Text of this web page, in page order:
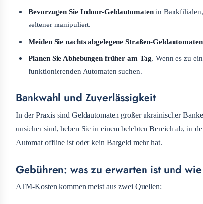
Bevorzugen Sie Indoor-Geldautomaten in Bankfilialen,
seltener manipuliert.
Meiden Sie nachts abgelegene Straßen-Geldautomaten
Planen Sie Abhebungen früher am Tag. Wenn es zu
funktionierenden Automaten suchen.
Bankwahl und Zuverlässigkeit
In der Praxis sind Geldautomaten großer ukrainischer
unsicher sind, heben Sie in einem belebten Bereich ab, in
Automat offline ist oder kein Bargeld mehr hat.
Gebühren: was zu erwarten ist und
ATM-Kosten kommen meist aus zwei Quellen: